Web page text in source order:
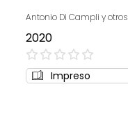
Antonio Di Campli y otros
2020
0%
Impreso